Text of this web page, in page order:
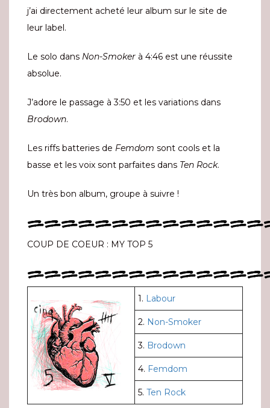
j’ai directement acheté leur album sur le site de
leur label.
Le solo dans Non-Smoker à 4:46 est une réussite
absolue.
J’adore le passage à 3:50 et les variations dans
Brodown.
Les riffs batteries de Femdom sont cools et la
basse et les voix sont parfaites dans Ten Rock.
Un très bon album, groupe à suivre !
COUP DE COEUR : MY TOP 5
1. Labour
2. Non-Smoker
3. Brodown
4. Femdom
5. Ten Rock